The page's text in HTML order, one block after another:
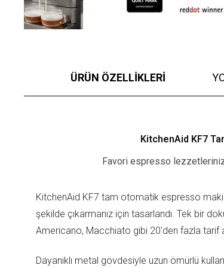
ÜRÜN ÖZELLIKLERI
KitchenAid KF7
Favori espresso
KitchenAid KF7 tam otomatik espresso
şekilde çıkarmanız için tasarlandı. Tek bir
Americano, Macchiato gibi 20'den fazla tarif
Dayanıklı metal gövdesiyle uzun ömürlü